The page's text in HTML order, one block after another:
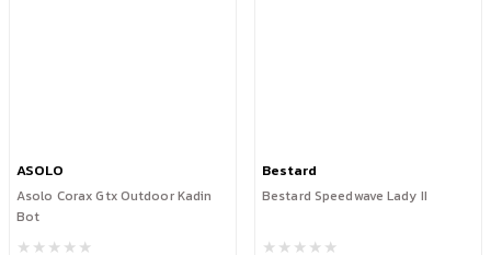
ASOLO
Asolo Corax Gtx Outdoor Kadin
Bot
Bestard
Bestard Speedwave Lady II